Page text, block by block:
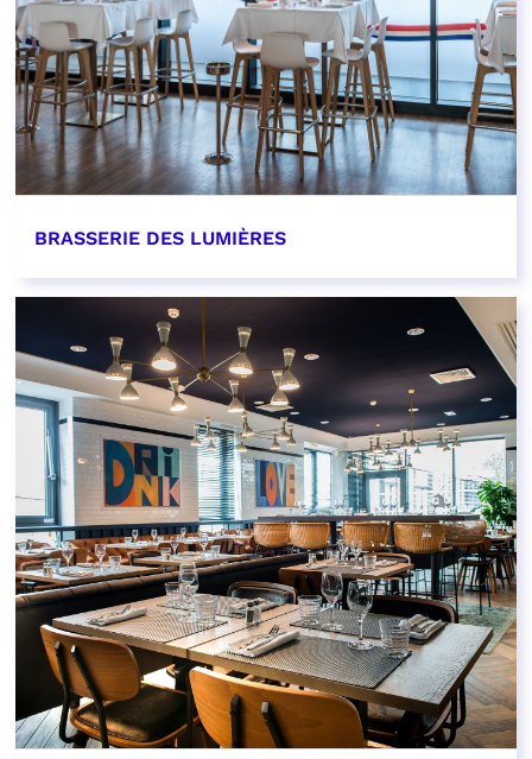
BRASSERIE DES LUMIÈRES
EN SAVOIR PLUS